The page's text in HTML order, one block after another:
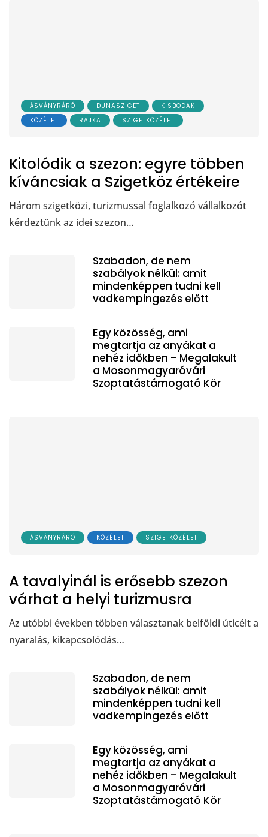
ÁSVÁNYRÁRÓ DUNASZIGET
KISBODAK
KÖZÉLET
RAJKA SZIGETKÖZÉLET
Kitolódik a szezon: egyre többen
kíváncsiak a Szigetköz értékeire
Három szigetközi, turizmussal foglalkozó vállalkozót
kérdeztünk az idei szezon…
Szabadon, de nem
szabályok nélkül: amit
mindenképpen tudni kell
vadkempingezés előtt
Egy közösség, ami
megtartja az anyákat a
nehéz időkben – Megalakult
a Mosonmagyaróvári
Szoptatástámogató Kör
ÁSVÁNYRÁRÓ KÖZÉLET SZIGETKÖZÉLET
A tavalyinál is erősebb szezon
várhat a helyi turizmusra
Az utóbbi években többen választanak belföldi úticélt a
nyaralás, kikapcsolódás…
Szabadon, de nem
szabályok nélkül: amit
mindenképpen tudni kell
vadkempingezés előtt
Egy közösség, ami
megtartja az anyákat a
nehéz időkben – Megalakult
a Mosonmagyaróvári
Szoptatástámogató Kör